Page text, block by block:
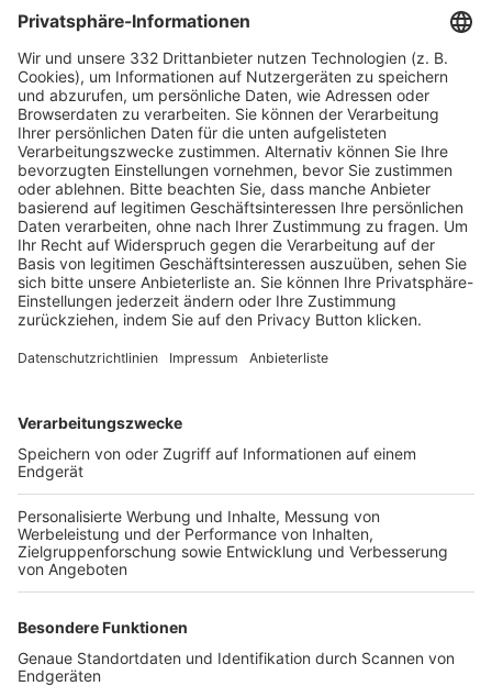
HÄUFIG BESUCHTE SEITEN
Pässe und Vereinswechsel
Trainerausbildung
Schulungsangebot Vereinsmitarbeiter
BFV-Geschäftsstellen
Trainerbörse
Login SpielPlus
FOLGE DEM BFV
TOP-VEREINE
TOP-PARTNER